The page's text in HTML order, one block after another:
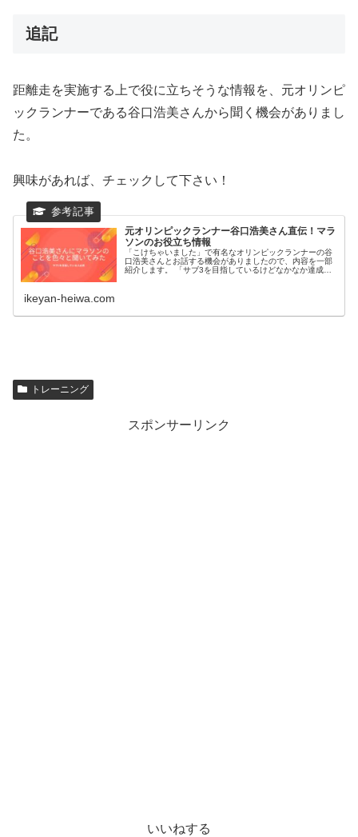
追記
距離走を実施する上で役に立ちそうな情報を、元オリンピ
ックランナーである谷口浩美さんから聞く機会がありまし
た。
興味があれば、チェックして下さい！
元オリンピックランナー谷口浩美さん直伝！マラ
ソンのお役立ち情報
「こけちゃいました」で有名なオリンピックランナーの谷
口浩美さんとお話する機会がありましたので、内容を一部
紹介します。 「サブ3を目指しているけどなかなか達成で
ikeyan-heiwa.com
トレーニング
スポンサーリンク
いいねする